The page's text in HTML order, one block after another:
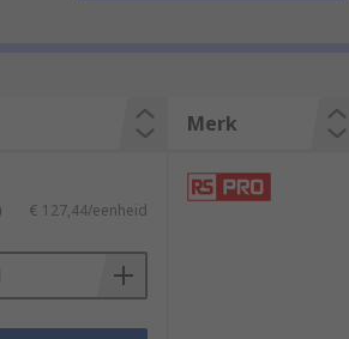
consider are;
What is the size of the pipework or
Merk
€ 127,44/eenheid